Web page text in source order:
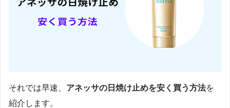
それでは早速、 アネッサの日焼け止めを安く買う方法を
紹介します。